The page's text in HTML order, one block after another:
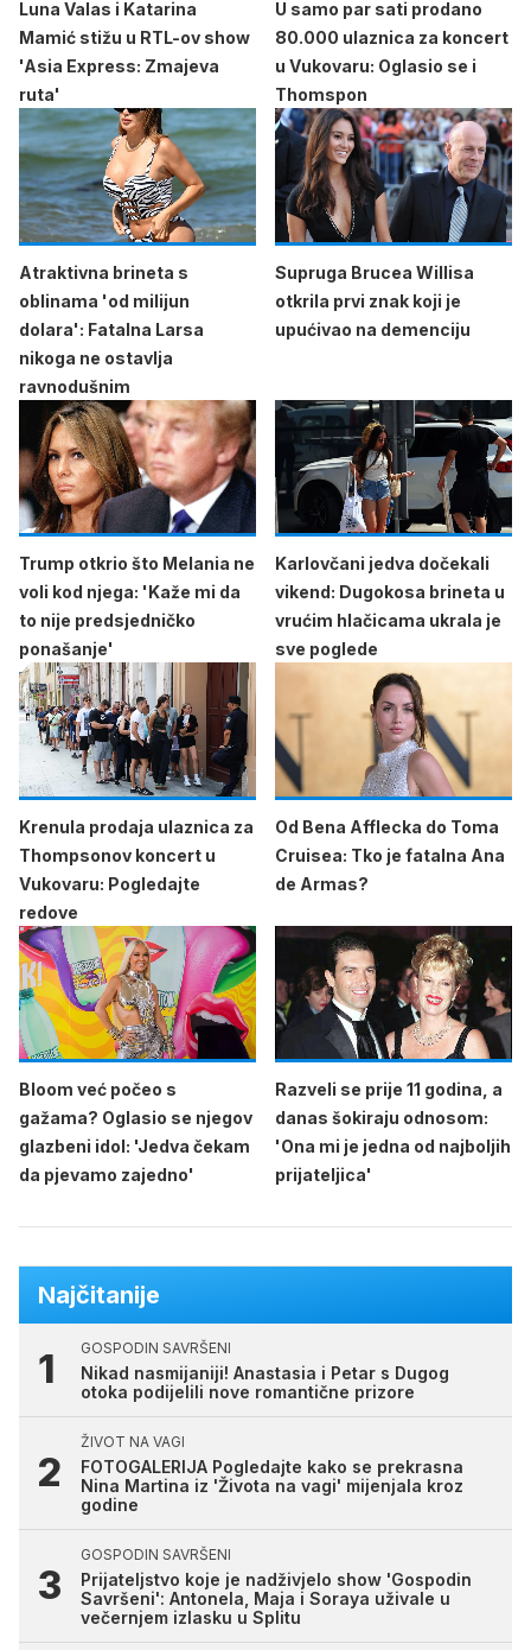
Luna Valas i Katarina
Mamić stižu u RTL-ov show
'Asia Express: Zmajeva
ruta'
U samo par sati prodano
80.000 ulaznica za koncert
u Vukovaru: Oglasio se i
Thomspon
Atraktivna brineta s
oblinama 'od milijun
dolara': Fatalna Larsa
nikoga ne ostavlja
ravnodušnim
Supruga Brucea Willisa
otkrila prvi znak koji je
upućivao na demenciju
Trump otkrio što Melania ne
voli kod njega: 'Kaže mi da
to nije predsjedničko
ponašanje'
Karlovčani jedva dočekali
vikend: Dugokosa brineta u
vrućim hlačicama ukrala je
sve poglede
Krenula prodaja ulaznica za
Thompsonov koncert u
Vukovaru: Pogledajte
redove
Od Bena Afflecka do Toma
Cruisea: Tko je fatalna Ana
de Armas?
Bloom već počeo s
gažama? Oglasio se njegov
glazbeni idol: 'Jedva čekam
da pjevamo zajedno'
Razveli se prije 11 godina, a
danas šokiraju odnosom:
'Ona mi je jedna od najboljih
prijateljica'
Najčitanije
GOSPODIN SAVRŠENI
Nikad nasmijaniji! Anastasia i Petar s Dugog
otoka podijelili nove romantične prizore
ŽIVOT NA VAGI
FOTOGALERIJA Pogledajte kako se prekrasna
Nina Martina iz 'Života na vagi' mijenjala kroz
godine
GOSPODIN SAVRŠENI
Prijateljstvo koje je nadživjelo show 'Gospodin
Savršeni': Antonela, Maja i Soraya uživale u
večernjem izlasku u Splitu